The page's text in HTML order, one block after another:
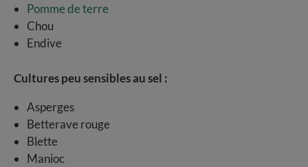
Pomme de terre
Chou
Endive
Cultures peu sensibles au sel :
Asperges
Betterave rouge
Blette
Manioc